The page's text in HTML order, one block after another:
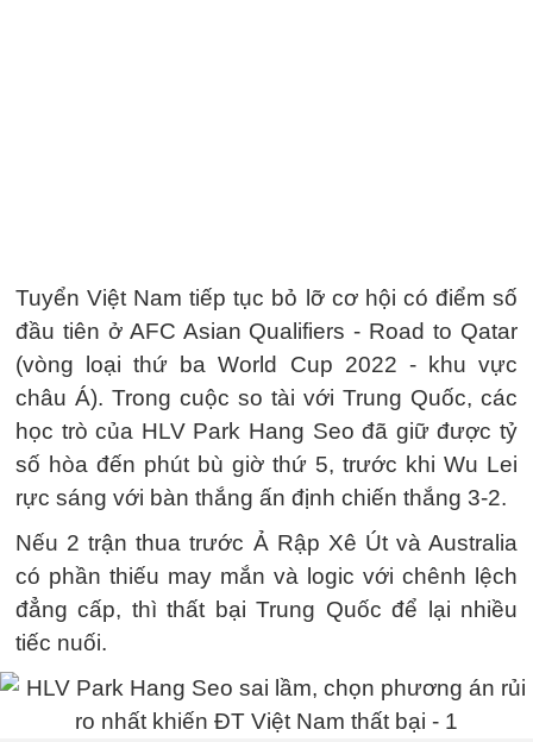
Tuyển Việt Nam tiếp tục bỏ lỡ cơ hội có điểm số
đầu tiên ở AFC Asian Qualifiers - Road to Qatar
(vòng loại thứ ba World Cup 2022 - khu vực
châu Á). Trong cuộc so tài với Trung Quốc, các
học trò của HLV Park Hang Seo đã giữ được tỷ
số hòa đến phút bù giờ thứ 5, trước khi Wu Lei
rực sáng với bàn thắng ấn định chiến thắng 3-2.
Nếu 2 trận thua trước Ả Rập Xê Út và Australia
có phần thiếu may mắn và logic với chênh lệch
đẳng cấp, thì thất bại Trung Quốc để lại nhiều
tiếc nuối.